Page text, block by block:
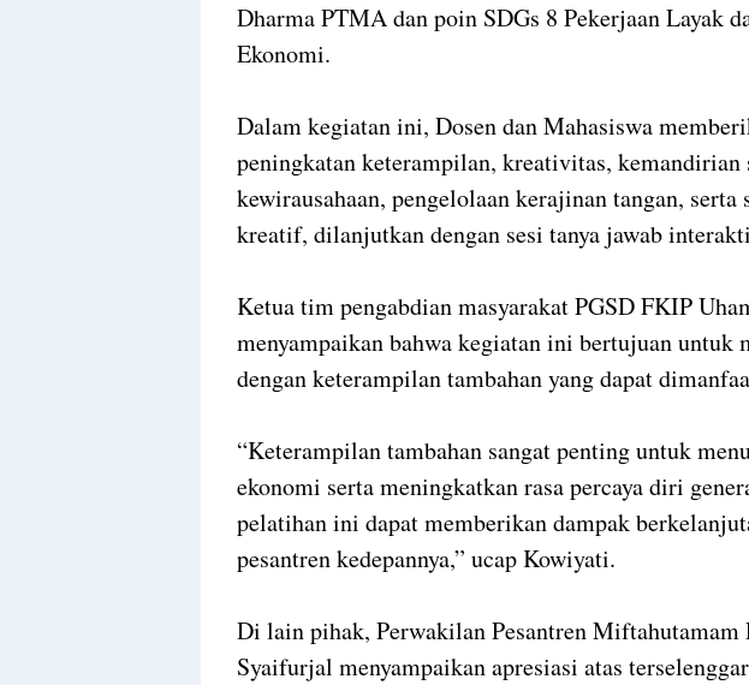
Dharma PTMA dan poin SDGs 8 Pekerjaan Layak
Ekonomi.
Dalam kegiatan ini, Dosen dan Mahasiswa
peningkatan keterampilan, kreativitas,
kewirausahaan, pengelolaan kerajinan tangan,
kreatif, dilanjutkan dengan sesi tanya jawab
Ketua tim pengabdian masyarakat PGSD FKIP
menyampaikan bahwa kegiatan ini bertujuan untuk
dengan keterampilan tambahan yang dapat
“Keterampilan tambahan sangat penting untuk
ekonomi serta meningkatkan rasa percaya diri
pelatihan ini dapat memberikan dampak
pesantren kedepannya,” ucap Kowiyati.
Di lain pihak, Perwakilan Pesantren Miftahutamam
Syaifurjal menyampaikan apresiasi atas